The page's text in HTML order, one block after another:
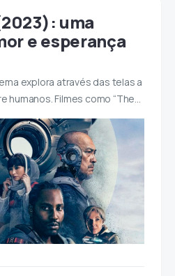
uma
e esperança
explora através das telas a
humanos. Filmes como “The…